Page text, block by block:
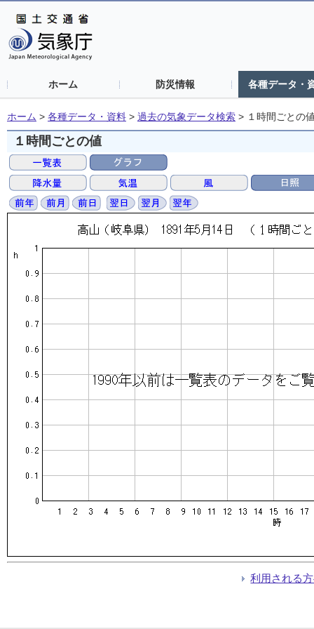
ホーム 防災情報 各種データ・
ホーム > 各種データ・資料 > 過去の気象データ検索 > １時間ごとの
１時間ごとの値
利用される